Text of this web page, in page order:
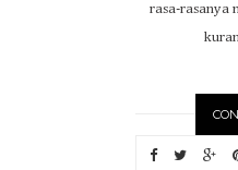
rasa-rasanya